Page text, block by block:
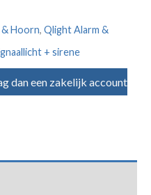
Hoorn, Qlight Alarm &
+ sirene
dan een zakelijk account